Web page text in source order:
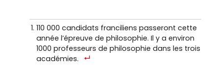
110 000 candidats franciliens passeront cette
année l’épreuve de philosophie. Il y a environ
1000 professeurs de philosophie dans les trois
académies.